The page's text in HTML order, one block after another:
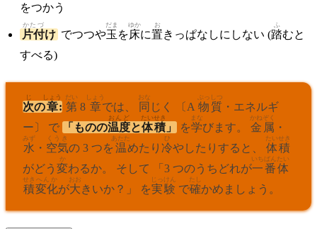
をつかう
片付
かたづ
け でつつや玉
だま
を床
ゆか
に置
お
きっぱなしにしない (踏
ふ
むと
すべる)
次
じ
の章
しょう
: 第
だい
8 章
しょう
では、 同
おな
じく 〔A 物質
ぶっしつ
・エネルギ
ー〕 で
「ものの温度
おんど
と体
たい
積
せき
」 を学
まな
びます。 金
かね
属
ぞく
・
水
みず
・ 空気
くうき
の 3 つを 温
あたた
めたり 冷
ひ
やしたりすると、 体
たい
積
せき
がどう 変
か
わるか。 そして 「3 つのうちどれが一番
いちばん
体
たい
積
せき
変化
へんか
が大
おお
きいか？」 を実
じっ
験
けん
で確
たし
かめましょう。